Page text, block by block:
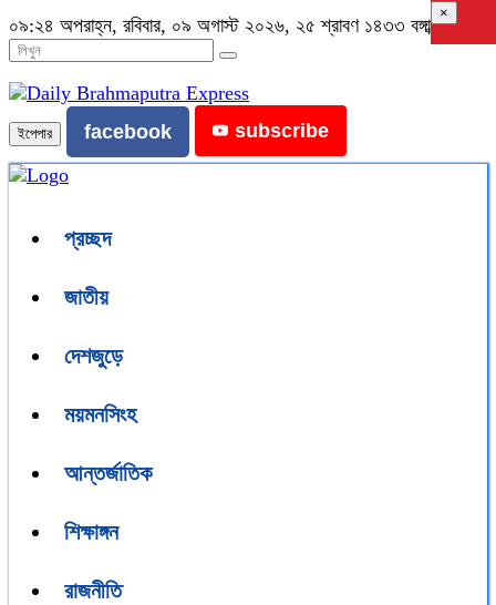
০৯:২৪ অপরাহ্ন, রবিবার, ০৯ অগাস্ট ২০২৬, ২৫ শ্রাবণ ১৪৩৩ বঙ্গাব্দ
ইপেপার facebook subscribe
প্রচ্ছদ
জাতীয়
দেশজুড়ে
ময়মনসিংহ
আন্তর্জাতিক
শিক্ষাঙ্গন
রাজনীতি
×